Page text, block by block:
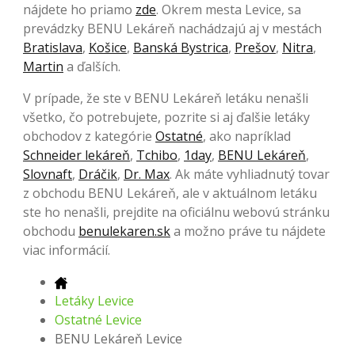
nájdete ho priamo zde. Okrem mesta Levice, sa
prevádzky BENU Lekáreň nachádzajú aj v mestách
Bratislava, Košice, Banská Bystrica, Prešov, Nitra,
Martin a ďalších.
V prípade, že ste v BENU Lekáreň letáku nenašli
všetko, čo potrebujete, pozrite si aj ďalšie letáky
obchodov z kategórie Ostatné, ako napríklad
Schneider lekáreň, Tchibo, 1day, BENU Lekáreň,
Slovnaft, Dráčik, Dr. Max. Ak máte vyhliadnutý tovar
z obchodu BENU Lekáreň, ale v aktuálnom letáku
ste ho nenašli, prejdite na oficiálnu webovú stránku
obchodu benulekaren.ska možno práve tu nájdete
viac informácií.
Letáky Levice
Ostatné Levice
BENU Lekáreň Levice